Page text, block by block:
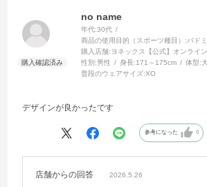
no name
年代:30代
商品の使用目的（スポーツ種目）:バド
購入店舗: ヨネックス【公式】オンライ
性別:男性 身長:171～175cm 体型:
普段のウェアサイズ:XO
デザインが良かったです
参考になった 0
店舗からの回答 2026.5.26